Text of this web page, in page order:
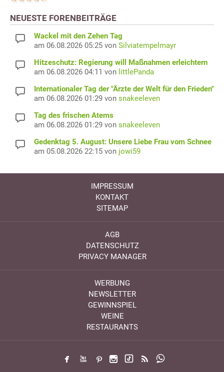
NEUESTE FORENBEITRÄGE
Wackel mit den Zehen Tag
am 06.08.2026 05:25 von Silviatempelmayr
Hitzeschutz: Regierung will Maßnahmen erleichtern
am 06.08.2026 04:11 von littlePanda
Internationaler Tag der "Ärzte der Welt für den Frieden"
am 06.08.2026 01:29 von snakeeleven
Tag des frischen Atems
am 06.08.2026 01:29 von snakeeleven
Gedenktag 5. August: Unsere Liebe Frau vom Schnee
am 05.08.2026 22:15 von jowi59
IMPRESSUM
KONTAKT
SITEMAP
AGB
DATENSCHUTZ
PRIVACY MANAGER
WERBUNG
NEWSLETTER
GEWINNSPIEL
WEINE
RESTAURANTS